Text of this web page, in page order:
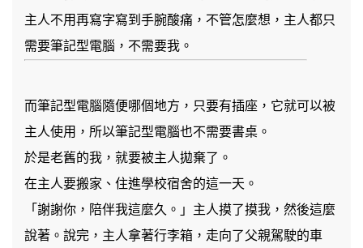
主人不用再寫字寫到手腕酸痛，不管怎麼想，主人都只
需要筆記型電腦，不需要我。
而筆記型電腦隨便哪個地方，只要有插座，它就可以被
主人使用，所以筆記型電腦也不需要書桌。
於是老舊的我，就要被主人拋棄了。
在主人要搬家、住進學校宿舍的這一天。
「謝謝你，陪伴我這麼久。」主人摸了摸我，然後這麼
說著。說完，主人拿著行李箱，走向了父親駕駛的車